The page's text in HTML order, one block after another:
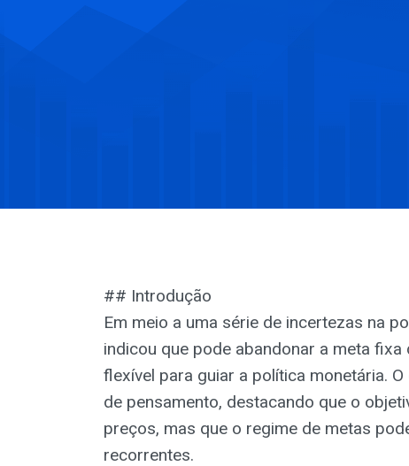
## Introdução
Em meio a uma série de incertezas na
indicou que pode abandonar a meta
flexível para guiar a política monetária.
de pensamento, destacando que o
preços, mas que o regime de metas
recorrentes.